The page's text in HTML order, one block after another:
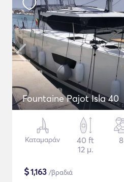
Fountaine Pajot Isla 40
Καταμαράν
40 ft
12 μ.
8
$1,163 /βραδιά